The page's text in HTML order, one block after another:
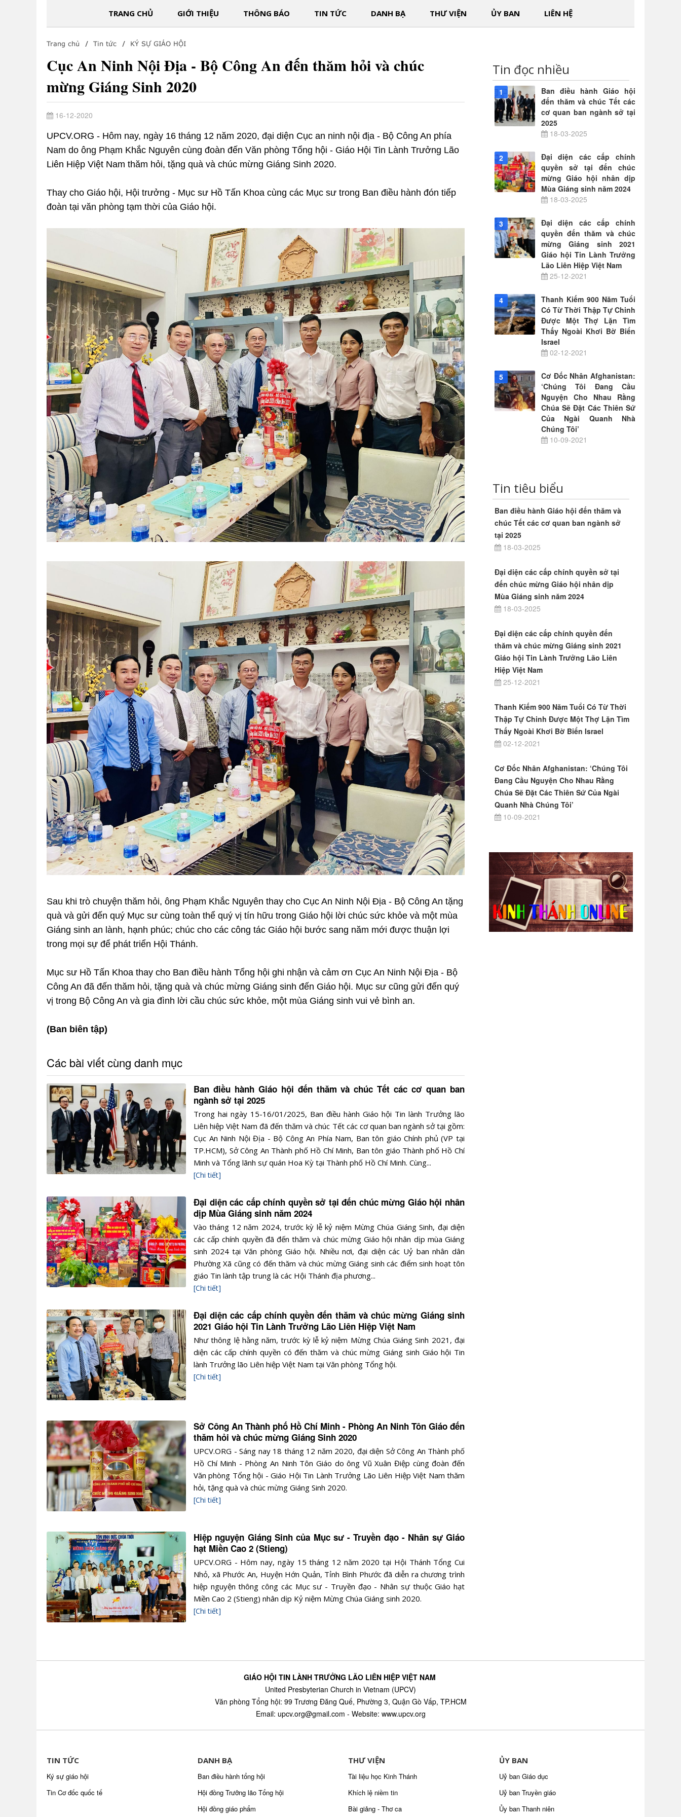
TRANG CHỦ GIỚI THIỆU THÔNG BÁO TIN TỨC DANH BẠ THƯ VIỆN ỦY BAN LIÊN HỆ
Trang chủ Tin tức KÝ SỰ GIÁO HỘI
Cục An Ninh Nội Địa - Bộ Công An đến thăm hỏi và chúc
mừng Giáng Sinh 2020
16-12-2020
UPCV.ORG - Hôm nay, ngày 16 tháng 12 năm 2020, đại diện Cục an ninh nội địa - Bộ Công An phía
Nam do ông Phạm Khắc Nguyên cùng đoàn đến Văn phòng Tổng hội - Giáo Hội Tin Lành Trưởng Lão
Liên Hiệp Việt Nam thăm hỏi, tặng quà và chúc mừng Giáng Sinh 2020.
Thay cho Giáo hội, Hội trưởng - Mục sư Hồ Tấn Khoa cùng các Mục sư trong Ban điều hành đón tiếp
đoàn tại văn phòng tạm thời của Giáo hội.
Sau khi trò chuyện thăm hỏi, ông Phạm Khắc Nguyên thay cho Cục An Ninh Nội Địa - Bộ Công An tặng
quà và gửi đến quý Mục sư cùng toàn thể quý vị tín hữu trong Giáo hội lời chúc sức khỏe và một mùa
Giáng sinh an lành, hạnh phúc; chúc cho các công tác Giáo hội bước sang năm mới được thuận lợi
trong mọi sự để phát triển Hội Thánh.
Mục sư Hồ Tấn Khoa thay cho Ban điều hành Tổng hội ghi nhận và cảm ơn Cục An Ninh Nội Địa - Bộ
Công An đã đến thăm hỏi, tặng quà và chúc mừng Giáng sinh đến Giáo hội. Mục sư cũng gửi đến quý
vị trong Bộ Công An và gia đình lời cầu chúc sức khỏe, một mùa Giáng sinh vui vẻ bình an.
(Ban biên tập)
Các bài viết cùng danh mục
Ban điều hành Giáo hội đến thăm và chúc Tết các cơ quan ban
ngành sở tại 2025
Trong hai ngày 15-16/01/2025, Ban điều hành Giáo hội Tin lành Trưởng lão
Liên hiệp Việt Nam đã đến thăm và chúc Tết các cơ quan ban ngành sở tại gồm:
Cục An Ninh Nội Địa - Bộ Công An Phía Nam, Ban tôn giáo Chính phủ (VP tại
TP.HCM), Sở Công An Thành phố Hồ Chí Minh, Ban tôn giáo Thành phố Hồ Chí
Minh và Tổng lãnh sự quán Hoa Kỳ tại Thành phố Hồ Chí Minh. Cùng...
[Chi tiết]
Đại diện các cấp chính quyền sở tại đến chúc mừng Giáo hội nhân
dịp Mùa Giáng sinh năm 2024
Vào tháng 12 năm 2024, trước kỳ lễ kỷ niệm Mừng Chúa Giáng Sinh, đại diện
các cấp chính quyền đã đến thăm và chúc mừng Giáo hội nhân dịp mùa Giáng
sinh 2024 tại Văn phòng Giáo hội. Nhiều nơi, đại diện các Uỷ ban nhân dân
Phường Xã cũng có đến thăm và chúc mừng Giáng sinh các điểm sinh hoạt tôn
giáo Tin lành tập trung là các Hội Thánh địa phương...
[Chi tiết]
Đại diện các cấp chính quyền đến thăm và chúc mừng Giáng sinh
2021 Giáo hội Tin Lành Trưởng Lão Liên Hiệp Việt Nam
Như thông lệ hằng năm, trước kỳ lễ kỷ niệm Mừng Chúa Giáng Sinh 2021, đại
diện các cấp chính quyền có đến thăm và chúc mừng Giáng sinh Giáo hội Tin
lành Trưởng lão Liên hiệp Việt Nam tại Văn phòng Tổng hội.
[Chi tiết]
Sở Công An Thành phố Hồ Chí Minh - Phòng An Ninh Tôn Giáo đến
thăm hỏi và chúc mừng Giáng Sinh 2020
UPCV.ORG - Sáng nay 18 tháng 12 năm 2020, đại diện Sở Công An Thành phố
Hồ Chí Minh - Phòng An Ninh Tôn Giáo do ông Vũ Xuân Điệp cùng đoàn đến
Văn phòng Tổng hội - Giáo Hội Tin Lành Trưởng Lão Liên Hiệp Việt Nam thăm
hỏi, tặng quà và chúc mừng Giáng Sinh 2020.
[Chi tiết]
Hiệp nguyện Giáng Sinh của Mục sư - Truyền đạo - Nhân sự Giáo
hạt Miền Cao 2 (Stieng)
UPCV.ORG - Hôm nay, ngày 15 tháng 12 năm 2020 tại Hội Thánh Tổng Cui
Nhỏ, xã Phước An, Huyện Hớn Quản, Tỉnh Bình Phước đã diễn ra chương trình
hiệp nguyện thông công các Mục sư - Truyền đạo - Nhân sự thuộc Giáo hạt
Miền Cao 2 (Stieng) nhân dịp Kỷ niệm Mừng Chúa Giáng sinh 2020.
[Chi tiết]
Tin đọc nhiều
1
Ban điều hành Giáo hội
đến thăm và chúc Tết các
cơ quan ban ngành sở tại
2025
18-03-2025
2
Đại diện các cấp chính
quyền sở tại đến chúc
mừng Giáo hội nhân dịp
Mùa Giáng sinh năm 2024
18-03-2025
3
Đại diện các cấp chính
quyền đến thăm và chúc
mừng Giáng sinh 2021
Giáo hội Tin Lành Trưởng
Lão Liên Hiệp Việt Nam
25-12-2021
4
Thanh Kiếm 900 Năm Tuổi
Có Từ Thời Thập Tự Chinh
Được Một Thợ Lặn Tìm
Thấy Ngoài Khơi Bờ Biển
Israel
02-12-2021
5
Cơ Đốc Nhân Afghanistan:
‘Chúng Tôi Đang Cầu
Nguyện Cho Nhau Rằng
Chúa Sẽ Đặt Các Thiên Sứ
Của Ngài Quanh Nhà
Chúng Tôi’
10-09-2021
Tin tiêu biểu
Ban điều hành Giáo hội đến thăm và
chúc Tết các cơ quan ban ngành sở
tại 2025
18-03-2025
Đại diện các cấp chính quyền sở tại
đến chúc mừng Giáo hội nhân dịp
Mùa Giáng sinh năm 2024
18-03-2025
Đại diện các cấp chính quyền đến
thăm và chúc mừng Giáng sinh 2021
Giáo hội Tin Lành Trưởng Lão Liên
Hiệp Việt Nam
25-12-2021
Thanh Kiếm 900 Năm Tuổi Có Từ Thời
Thập Tự Chinh Được Một Thợ Lặn Tìm
Thấy Ngoài Khơi Bờ Biển Israel
02-12-2021
Cơ Đốc Nhân Afghanistan: ‘Chúng Tôi
Đang Cầu Nguyện Cho Nhau Rằng
Chúa Sẽ Đặt Các Thiên Sứ Của Ngài
Quanh Nhà Chúng Tôi’
10-09-2021
GIÁO HỘI TIN LÀNH TRƯỞNG LÃO LIÊN HIỆP VIỆT NAM
United Presbyterian Church in Vietnam (UPCV)
Văn phòng Tổng hội: 99 Trương Đăng Quế, Phường 3, Quận Gò Vấp, TP.HCM
Email: upcv.org@gmail.com - Website: www.upcv.org
TIN TỨC
Ký sự giáo hội
Tin Cơ đốc quốc tế
DANH BẠ
Ban điều hành tổng hội
Hội đồng Trưởng lão Tổng hội
Hội đồng giáo phẩm
THƯ VIỆN
Tài liệu học Kinh Thánh
Khích lệ niềm tin
Bài giảng - Thơ ca
ỦY BAN
Uỷ ban Giáo dục
Uỷ ban Truyền giáo
Ủy ban Thanh niên